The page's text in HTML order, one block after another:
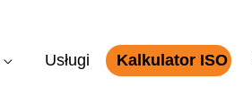
Usługi Kalkulator ISO